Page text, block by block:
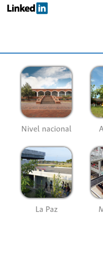
Nivel nacional
La Paz